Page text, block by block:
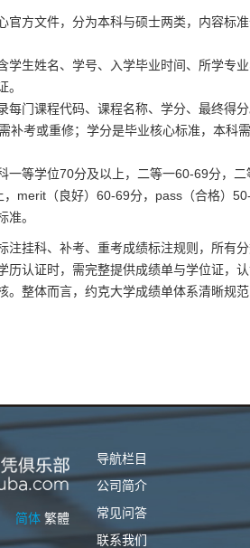
官方文件，分为本科与硕士两类，内容标
学生姓名、学号、入学毕业时间、所学专
每门课程代码、课程名称、学分、最终得
补考或重修；学分是毕业核心标准，本科
一等学位70分及以上，二等一60-69分，
merit（良好）60-69分，pass（合格）
准。
注挂科、补考、重考成绩标注规则，所有
历认证时，需完整提供成绩单与学位证，
。整体而言，约克大学成绩单体系清晰规
简体 繁體
导航栏目
公司简介
常见问答
联系我们